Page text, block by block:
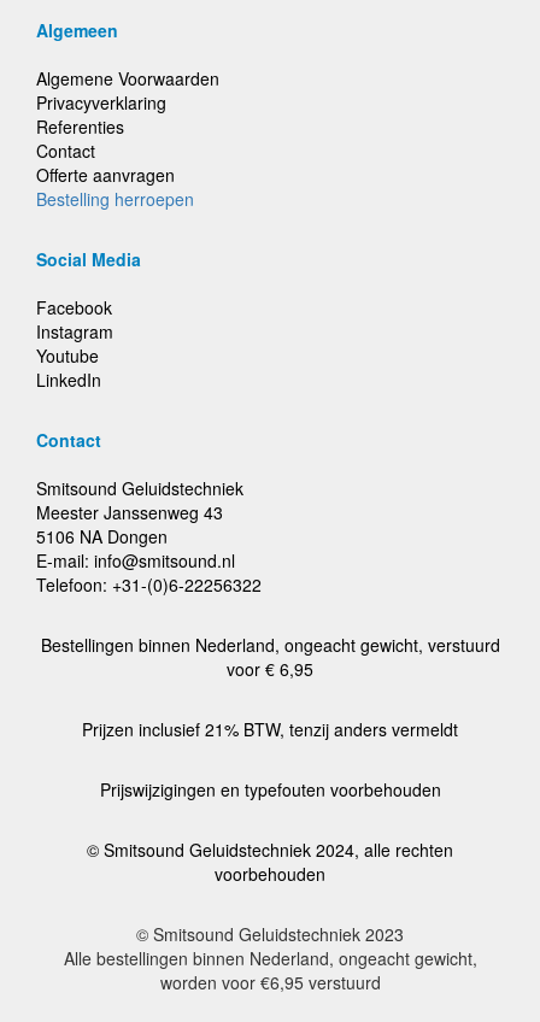
Algemeen
Algemene Voorwaarden
Privacyverklaring
Referenties
Contact
Offerte aanvragen
Bestelling herroepen
Social Media
Facebook
Instagram
Youtube
LinkedIn
Contact
Smitsound Geluidstechniek
Meester Janssenweg 43
5106 NA Dongen
E-mail: info@smitsound.nl
Telefoon: +31-(0)6-22256322
Bestellingen binnen Nederland, ongeacht gewicht, verstuurd
voor € 6,95
Prijzen inclusief 21% BTW, tenzij anders vermeldt
Prijswijzigingen en typefouten voorbehouden
© Smitsound Geluidstechniek 2024, alle rechten
voorbehouden
© Smitsound Geluidstechniek 2023
Alle bestellingen binnen Nederland, ongeacht gewicht,
worden voor €6,95 verstuurd